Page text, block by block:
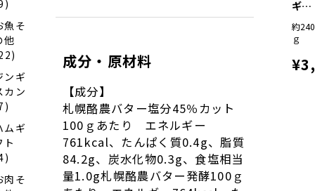
魚そ
他
ンギ
カン
ムギ
ト
肉そ
成分・原材料
【成分】
札幌酪農バター塩分45％カット
100ｇあたり エネルギー
761kcal、たんぱく質0.4g、脂質
84.2g、炭水化物0.3g、食塩相当
量1.0g札幌酪農バター発酵100ｇ
ギフ
トIB
－3
約240
ｇ